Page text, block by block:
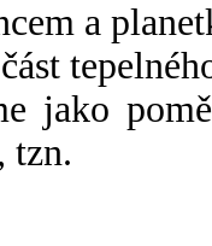
a
jako
tzn.